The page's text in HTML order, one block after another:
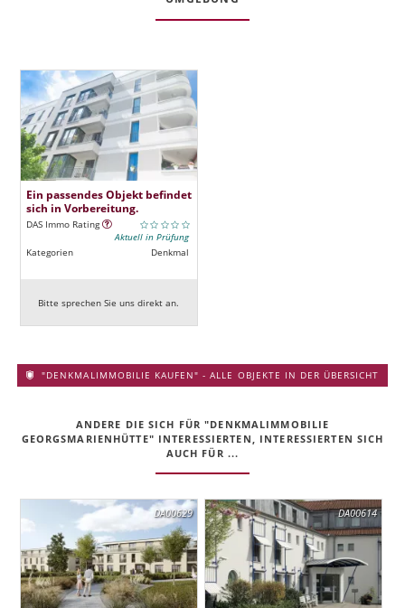
Ein passendes Objekt befindet
sich in Vorbereitung.
DAS Immo Rating
Aktuell in Prüfung
Kategorien
Denkmal
Bitte sprechen Sie uns direkt an.
"DENKMALIMMOBILIE KAUFEN" - ALLE OBJEKTE IN DER ÜBERSICHT
ANDERE DIE SICH FÜR "DENKMALIMMOBILIE
GEORGSMARIENHÜTTE" INTERESSIERTEN, INTERESSIERTEN SICH
AUCH FÜR ...
DA00629 DA00614